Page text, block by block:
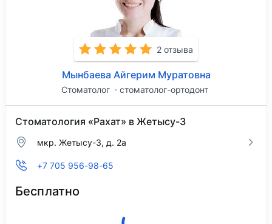
2 отзыва
Мынбаева Айгерим Муратовна
Стоматолог стоматолог-ортодонт
Стоматология «Рахат» в Жетысу-3
мкр. Жетысу-3, д. 2а
+7 705 956-98-65
Бесплатно
Клиника закрыта, откроется 10 августа в